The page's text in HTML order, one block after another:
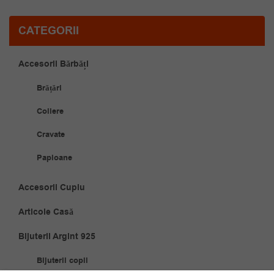
CATEGORII
Accesorii Bărbăți
Brățări
Coliere
Cravate
Papioane
Accesorii Cuplu
Articole Casă
Bijuterii Argint 925
Bijuterii copii